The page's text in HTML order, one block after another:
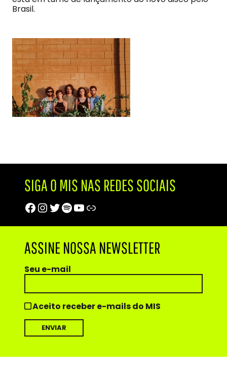
Brasil.
SIGA O MIS NAS REDES SOCIAIS
Facebook
Instagram
Twitter
Spotify
Youtube
Trip Advisor
ASSINE NOSSA NEWSLETTER
Seu e-mail
Aceito receber e-mails do MIS